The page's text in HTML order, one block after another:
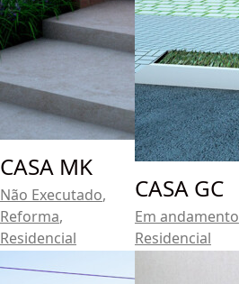
CASA MK
Não Executado,
Reforma,
Residencial
CASA GC
Em andamento
Residencial